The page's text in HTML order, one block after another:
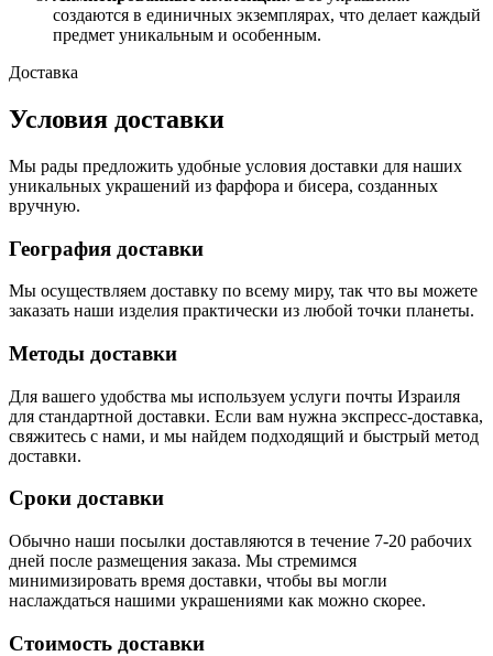
создаются в единичных экземплярах, что делает каждый
предмет уникальным и особенным.
Доставка
Условия доставки
Мы рады предложить удобные условия доставки для наших
уникальных украшений из фарфора и бисера, созданных
вручную.
География доставки
Мы осуществляем доставку по всему миру, так что вы можете
заказать наши изделия практически из любой точки планеты.
Методы доставки
Для вашего удобства мы используем услуги почты Израиля
для стандартной доставки. Если вам нужна экспресс-доставка,
свяжитесь с нами, и мы найдем подходящий и быстрый метод
доставки.
Сроки доставки
Обычно наши посылки доставляются в течение 7-20 рабочих
дней после размещения заказа. Мы стремимся
минимизировать время доставки, чтобы вы могли
наслаждаться нашими украшениями как можно скорее.
Стоимость доставки